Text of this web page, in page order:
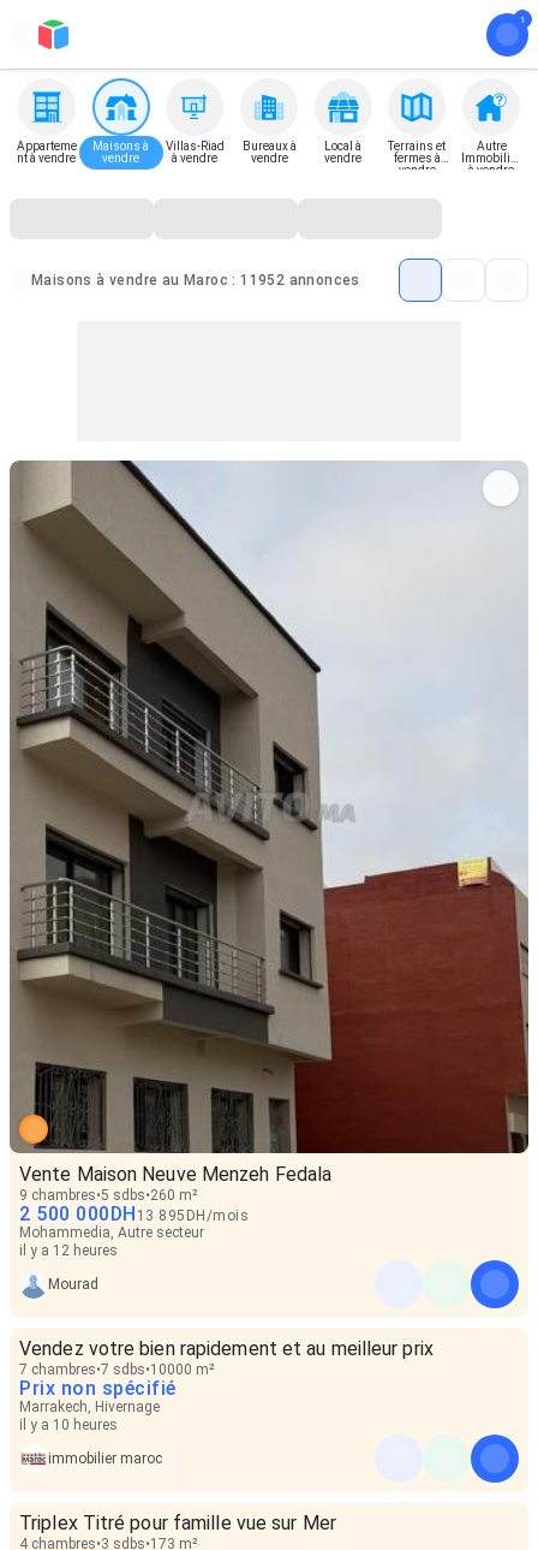
Apparteme
nt à vendre
Maisons à
vendre
Villas-Riad
à vendre
Bureaux à
vendre
Local à
vendre
Terrains et
fermes à
vendre
Autre
Immobilier
à vendre
Maisons à vendre au Maroc : 11952 annonces
Vente Maison Neuve Menzeh Fedala
9 chambres 5 sdbs 260 m²
2 500 000DH 13 895 DH /mois
Mohammedia, Autre secteur
il y a 12 heures
Mourad
Vendez votre bien rapidement et au meilleur prix
7 chambres 7 sdbs 10000 m²
Prix non spécifié
Marrakech, Hivernage
il y a 10 heures
immobilier maroc
Triplex Titré pour famille vue sur Mer
4 chambres 3 sdbs 173 m²